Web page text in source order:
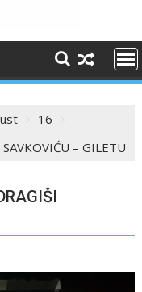
16
– GILETU